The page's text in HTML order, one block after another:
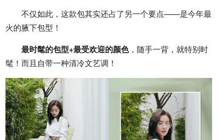
不仅如此，这款包其实还占了另一个要点——是今年最
火的腋下包型！
最时髦的包型+最受欢迎的颜色，随手一背，就特别时
髦！而且自带一种清冷文艺调！